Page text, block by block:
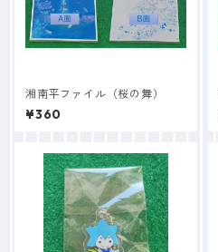
湘南平ファイル（桜の舞）
¥360